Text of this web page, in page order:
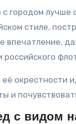
с городом
стиле,
впечатление,
окрестности
и
с видом